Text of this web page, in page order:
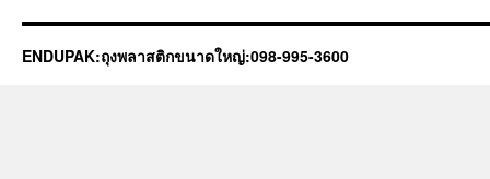
ENDUPAK:ถุงพลาสติกขนาดใหญ่:098-995-3600